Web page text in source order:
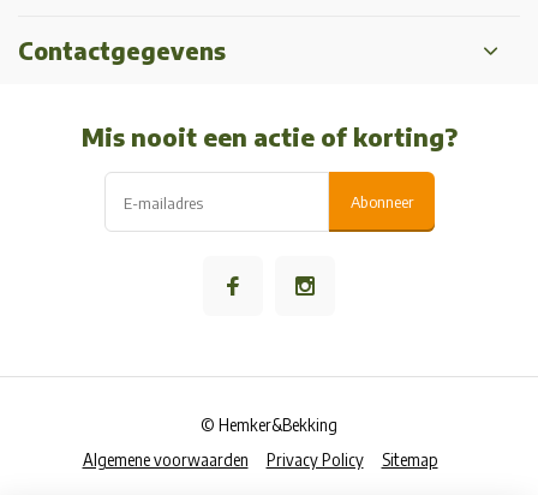
Contactgegevens
Mis nooit een actie of korting?
Abonneer
Algemene voorwaarden Privacy Policy Sitemap
© Hemker&Bekking